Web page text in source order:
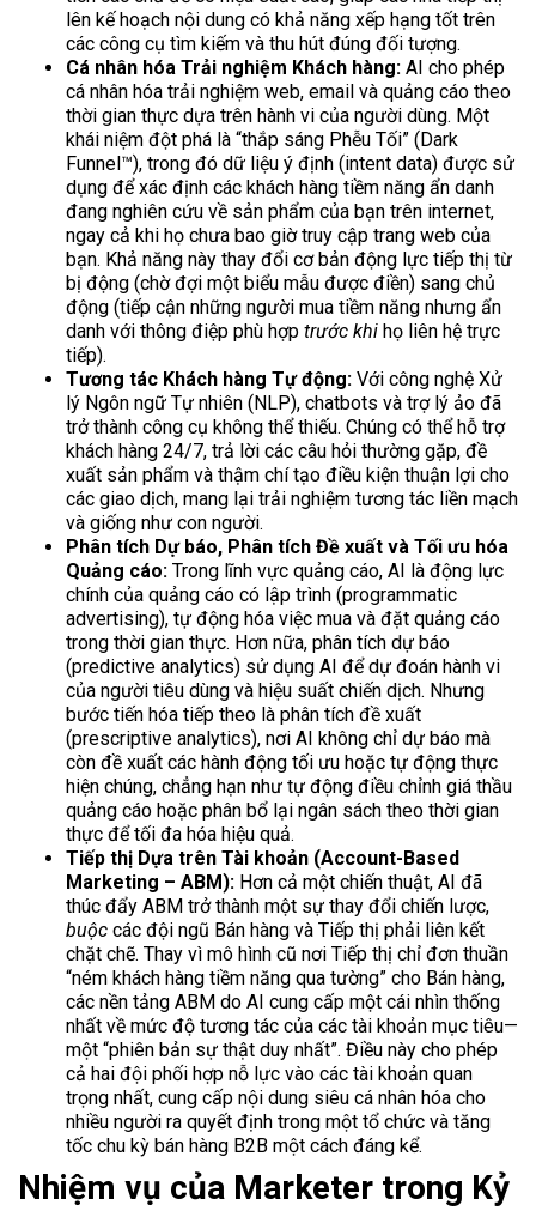
lên kế hoạch nội dung có khả năng xếp hạng tốt trên
các công cụ tìm kiếm và thu hút đúng đối tượng.
Cá nhân hóa Trải nghiệm Khách hàng: AI cho phép
cá nhân hóa trải nghiệm web, email và quảng cáo theo
thời gian thực dựa trên hành vi của người dùng. Một
khái niệm đột phá là “thắp sáng Phễu Tối” (Dark
Funnel™), trong đó dữ liệu ý định (intent data) được sử
dụng để xác định các khách hàng tiềm năng ẩn danh
đang nghiên cứu về sản phẩm của bạn trên internet,
ngay cả khi họ chưa bao giờ truy cập trang web của
bạn. Khả năng này thay đổi cơ bản động lực tiếp thị từ
bị động (chờ đợi một biểu mẫu được điền) sang chủ
động (tiếp cận những người mua tiềm năng nhưng ẩn
danh với thông điệp phù hợp trước khi họ liên hệ trực
tiếp).
Tương tác Khách hàng Tự động: Với công nghệ Xử
lý Ngôn ngữ Tự nhiên (NLP), chatbots và trợ lý ảo đã
trở thành công cụ không thể thiếu. Chúng có thể hỗ trợ
khách hàng 24/7, trả lời các câu hỏi thường gặp, đề
xuất sản phẩm và thậm chí tạo điều kiện thuận lợi cho
các giao dịch, mang lại trải nghiệm tương tác liền mạch
và giống như con người.
Phân tích Dự báo, Phân tích Đề xuất và Tối ưu hóa
Quảng cáo: Trong lĩnh vực quảng cáo, AI là động lực
chính của quảng cáo có lập trình (programmatic
advertising), tự động hóa việc mua và đặt quảng cáo
trong thời gian thực. Hơn nữa, phân tích dự báo
(predictive analytics) sử dụng AI để dự đoán hành vi
của người tiêu dùng và hiệu suất chiến dịch. Nhưng
bước tiến hóa tiếp theo là phân tích đề xuất
(prescriptive analytics), nơi AI không chỉ dự báo mà
còn đề xuất các hành động tối ưu hoặc tự động thực
hiện chúng, chẳng hạn như tự động điều chỉnh giá thầu
quảng cáo hoặc phân bổ lại ngân sách theo thời gian
thực để tối đa hóa hiệu quả.
Tiếp thị Dựa trên Tài khoản (Account-Based
Marketing – ABM): Hơn cả một chiến thuật, AI đã
thúc đẩy ABM trở thành một sự thay đổi chiến lược,
buộc các đội ngũ Bán hàng và Tiếp thị phải liên kết
chặt chẽ. Thay vì mô hình cũ nơi Tiếp thị chỉ đơn thuần
“ném khách hàng tiềm năng qua tường” cho Bán hàng,
các nền tảng ABM do AI cung cấp một cái nhìn thống
nhất về mức độ tương tác của các tài khoản mục tiêu—
một “phiên bản sự thật duy nhất”. Điều này cho phép
cả hai đội phối hợp nỗ lực vào các tài khoản quan
trọng nhất, cung cấp nội dung siêu cá nhân hóa cho
nhiều người ra quyết định trong một tổ chức và tăng
tốc chu kỳ bán hàng B2B một cách đáng kể.
Nhiệm vụ của Marketer trong Kỷ